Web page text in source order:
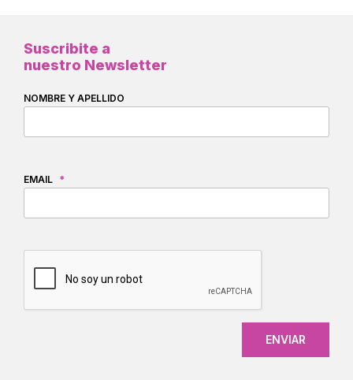
Suscribite a
nuestro Newsletter
NOMBRE Y APELLIDO
EMAIL *
CAPTCHA